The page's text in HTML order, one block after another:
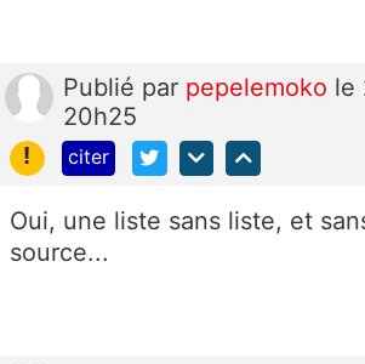
Publié par pepelemoko le
20h25
!
citer
Oui, une liste sans liste, et
source...